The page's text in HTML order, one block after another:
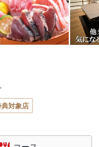
対象店